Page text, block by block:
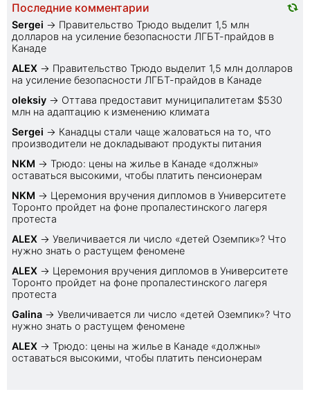
Последние комментарии
Sеrgei → Правительство Трюдо выделит 1,5 млн
долларов на усиление безопасности ЛГБТ-прайдов в
Канаде
ALEX → Правительство Трюдо выделит 1,5 млн долларов
на усиление безопасности ЛГБТ-прайдов в Канаде
oleksiy → Оттава предоставит муниципалитетам $530
млн на адаптацию к изменению климата
Sеrgei → Канадцы стали чаще жаловаться на то, что
производители не докладывают продукты питания
NKM → Трюдо: цены на жилье в Канаде «должны»
оставаться высокими, чтобы платить пенсионерам
NKM → Церемония вручения дипломов в Университете
Торонто пройдет на фоне пропалестинского лагеря
протеста
ALEX → Увеличивается ли число «детей Оземпик»? Что
нужно знать о растущем феномене
ALEX → Церемония вручения дипломов в Университете
Торонто пройдет на фоне пропалестинского лагеря
протеста
Galina → Увеличивается ли число «детей Оземпик»? Что
нужно знать о растущем феномене
ALEX → Трюдо: цены на жилье в Канаде «должны»
оставаться высокими, чтобы платить пенсионерам